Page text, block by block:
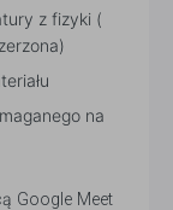
z fizyki (
na
Google Meet